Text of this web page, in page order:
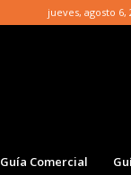
jueves, agosto 6,
Guía Comercial